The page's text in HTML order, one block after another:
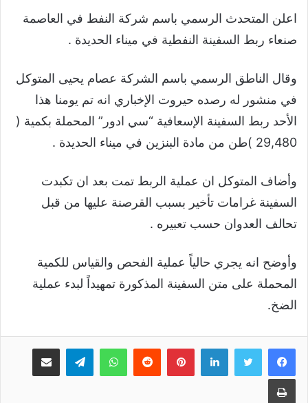
اعلن المتحدث الرسمي باسم شركة النفط في العاصمة
صنعاء ربط السفينة النفطية في ميناء الحديدة .
وقال الناطق الرسمي باسم الشركة عصام يحيى المتوكل
في منشور له رصده حيروت الإخباري انه تم يومنا هذا
الأحد ربط السفينة الإسعافية “سي ادور” المحملة بكمية (
29,480 )طن من مادة ‎البنزين في ميناء الحديدة .
وأضاف المتوكل ان عملية الربط تمت بعد ان تكبدت
السفينة غرامات تأخير بسبب القرصنة عليها من قبل
تحالف العدوان حسب تعبيره .
وأوضح انه يجري حالياً عملية الفحص والقياس للكمية
المحملة على متن السفينة المذكورة تمهيداً لبدء عملية
الضخ.
لينكدإنبينتيريست واتسابتيلقرام مشاركة عبر البريد
طباعة